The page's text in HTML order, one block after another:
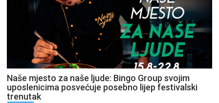
Naše mjesto za naše ljude: Bingo Group svojim
uposlenicima posvećuje posebno lijep festivalski
trenutak